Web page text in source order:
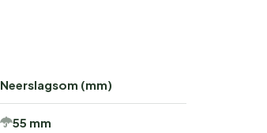
Neerslagsom (mm)
55 mm